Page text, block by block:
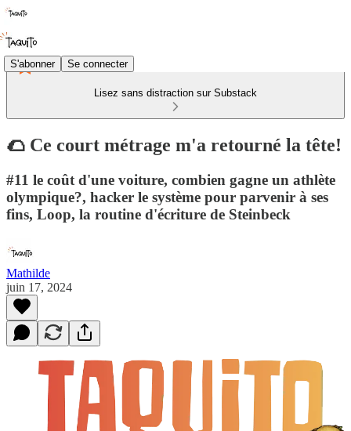
S'abonner Se connecter
Lisez sans distraction sur Substack
🌮 Ce court métrage m'a retourné la tête!
#11 le coût d'une voiture, combien gagne un athlète
olympique?, hacker le système pour parvenir à ses
fins, Loop, la routine d'écriture de Steinbeck
Mathilde
juin 17, 2024